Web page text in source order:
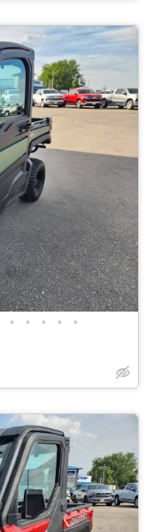
• • • • •